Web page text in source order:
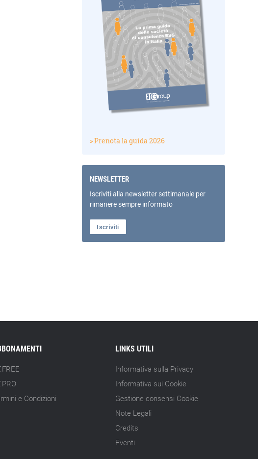
» Prenota la guida 2026
NEWSLETTER
Iscriviti alla newsletter settimanale per
rimanere sempre informato
Iscriviti
e Condizioni
LINKS UTILI
Informativa sulla Privacy
Informativa sui Cookie
Gestione consensi Cookie
Note Legali
Credits
Eventi